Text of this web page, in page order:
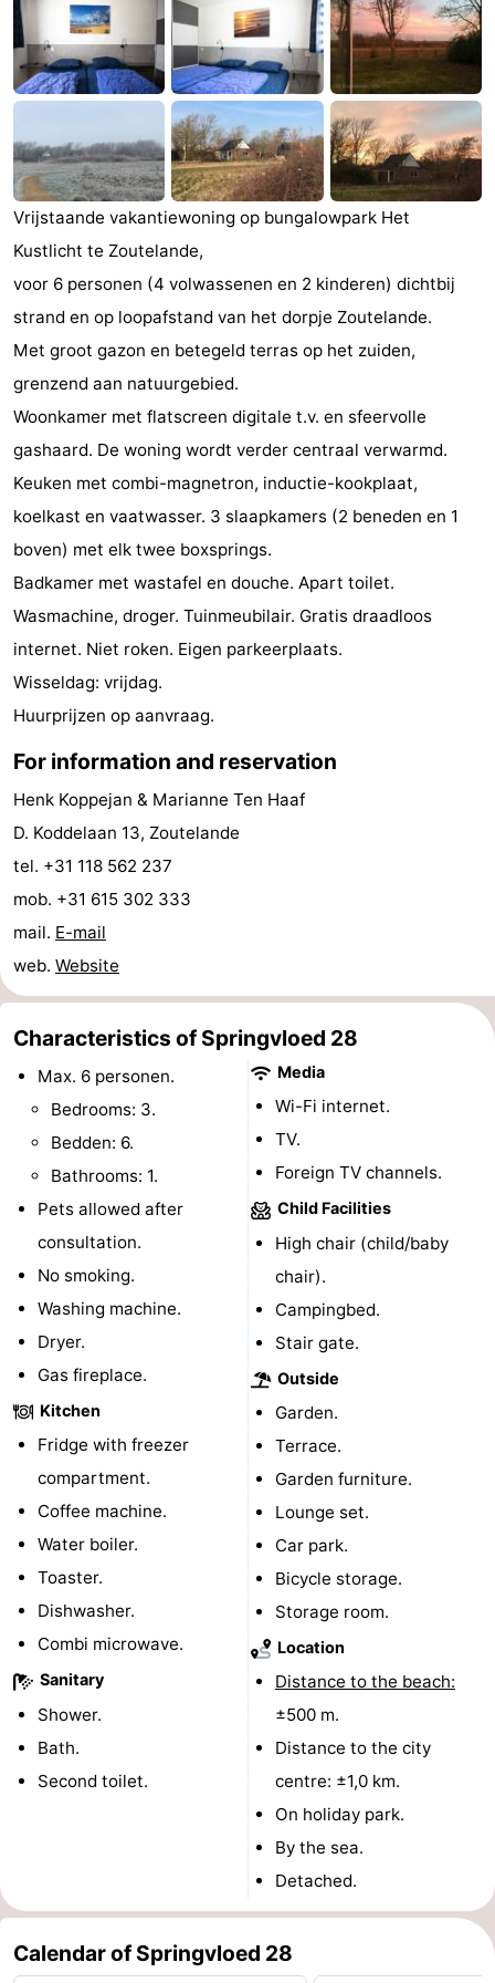
Zandput
Duinzicht
Joossesweg
-
Meerpaal
-
Strandcamping
Valkenisse
-
Zee,
Bos
en
Duin
Hotels
Lastminutes
Beach
See
&
do
-
Museums
-
Galleries
-
Monuments
-
Churches
-
Lighthouses
-
Observation
points
Attractions
-
Playgrounds
-
Indoor
playgrounds
-
Bowling
centres
Wellness
centers
Villages
&
Nature
tours
Sports
Swimming
-
Hiking
-
Horse
riding
-
Golf
courses
Sportfishing
Food
&
Beverages
Events
Ring
riding
Practical
Forum
Route
addresses
Region
Zeeland
Vrijstaande vakantiewoning op bungalowpark Het
Kustlicht te Zoutelande,
voor 6 personen (4 volwassenen en 2 kinderen) dichtbij
strand en op loopafstand van het dorpje Zoutelande.
Met groot gazon en betegeld terras op het zuiden,
grenzend aan natuurgebied.
Woonkamer met flatscreen digitale t.v. en sfeervolle
gashaard. De woning wordt verder centraal verwarmd.
Keuken met combi-magnetron, inductie-kookplaat,
koelkast en vaatwasser. 3 slaapkamers (2 beneden en 1
boven) met elk twee boxsprings.
Badkamer met wastafel en douche. Apart toilet.
Wasmachine, droger. Tuinmeubilair. Gratis draadloos
internet. Niet roken. Eigen parkeerplaats.
Wisseldag: vrijdag.
Huurprijzen op aanvraag.
For information and reservation
Henk Koppejan & Marianne Ten Haaf
D. Koddelaan 13, Zoutelande
tel. +31 118 562 237
mob. +31 615 302 333
mail. E-mail
web. Website
Characteristics of Springvloed 28
Max. 6 personen.
Bedrooms: 3.
Bedden: 6.
Bathrooms: 1.
Pets allowed after
consultation.
No smoking.
Washing machine.
Dryer.
Gas fireplace.
Kitchen
Fridge with freezer
compartment.
Coffee machine.
Water boiler.
Toaster.
Dishwasher.
Combi microwave.
Sanitary
Shower.
Bath.
Second toilet.
Media
Wi-Fi internet.
TV.
Foreign TV channels.
Child Facilities
High chair (child/baby
chair).
Campingbed.
Stair gate.
Outside
Garden.
Terrace.
Garden furniture.
Lounge set.
Car park.
Bicycle storage.
Storage room.
Location
Distance to the beach:
±500 m.
Distance to the city
centre: ±1,0 km.
On holiday park.
By the sea.
Detached.
Calendar of Springvloed 28